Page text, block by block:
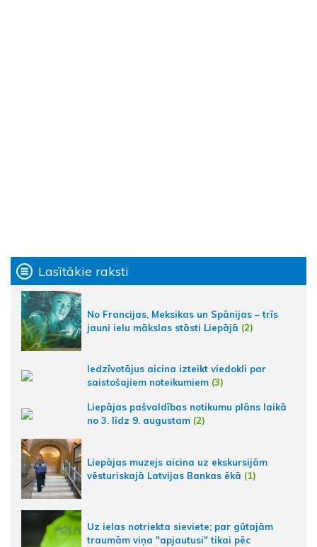
Lasītākie raksti
No Francijas, Meksikas un Spānijas – trīs
jauni ielu mākslas stāsti Liepājā (2)
Iedzīvotājus aicina izteikt viedokli par
saistošajiem noteikumiem (3)
Liepājas pašvaldības notikumu plāns laikā
no 3. līdz 9. augustam (2)
Liepājas muzejs aicina uz ekskursijām
vēsturiskajā Latvijas Bankas ēkā (1)
Uz ielas notriekta sieviete; par gūtajām
traumām viņa "apjautusi" tikai pēc